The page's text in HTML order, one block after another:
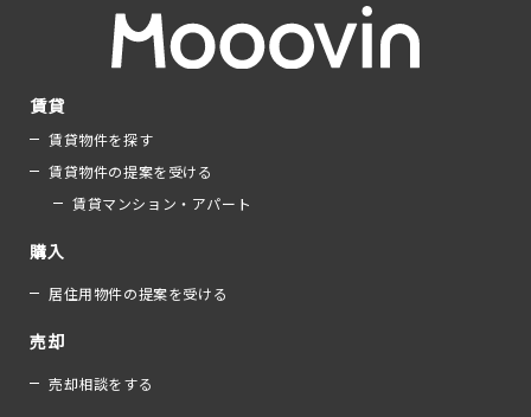
賃貸
賃貸物件を探す
賃貸物件の提案を受ける
賃貸マンション・アパート
購入
居住用物件の提案を受ける
売却
売却相談をする